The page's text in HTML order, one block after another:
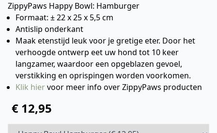
ZippyPaws Happy Bowl: Hamburger
Formaat: ± 22 x 25 x 5,5 cm
Antislip onderkant
Maak etenstijd leuk voor je gretige eter. Door het
verhoogde ontwerp eet uw hond tot 10 keer
langzamer, waardoor een opgeblazen gevoel,
verstikking en oprispingen worden voorkomen.
Klik hiervoor meer info over ZippyPaws producten
€ 12,95